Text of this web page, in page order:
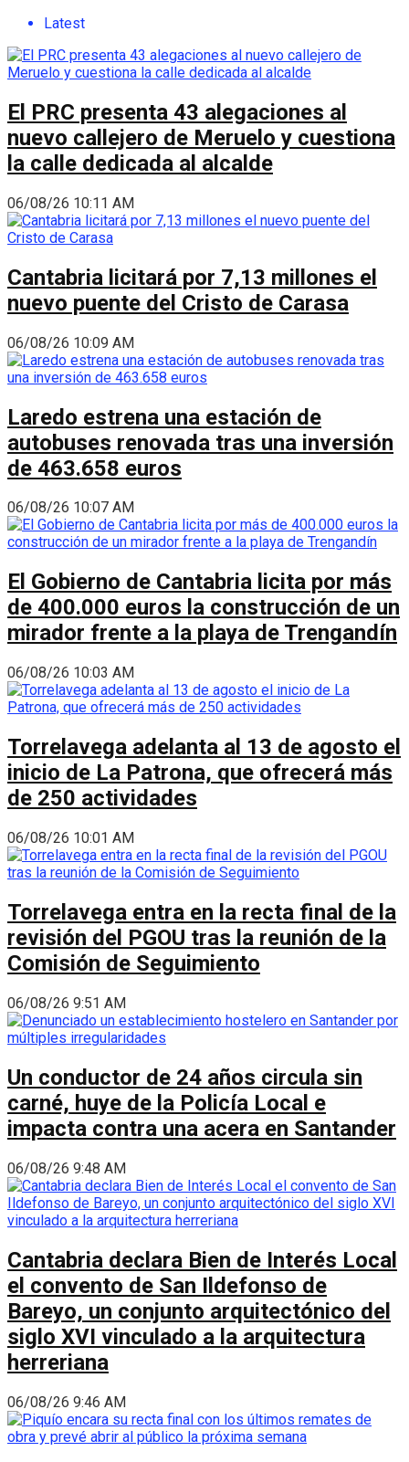
Latest
El PRC presenta 43 alegaciones al
nuevo callejero de Meruelo y cuestiona
la calle dedicada al alcalde
06/08/26 10:11 AM
Cantabria licitará por 7,13 millones el
nuevo puente del Cristo de Carasa
06/08/26 10:09 AM
Laredo estrena una estación de
autobuses renovada tras una inversión
de 463.658 euros
06/08/26 10:07 AM
El Gobierno de Cantabria licita por más
de 400.000 euros la construcción de un
mirador frente a la playa de Trengandín
06/08/26 10:03 AM
Torrelavega adelanta al 13 de agosto el
inicio de La Patrona, que ofrecerá más
de 250 actividades
06/08/26 10:01 AM
Torrelavega entra en la recta final de la
revisión del PGOU tras la reunión de la
Comisión de Seguimiento
06/08/26 9:51 AM
Un conductor de 24 años circula sin
carné, huye de la Policía Local e
impacta contra una acera en Santander
06/08/26 9:48 AM
Cantabria declara Bien de Interés Local
el convento de San Ildefonso de
Bareyo, un conjunto arquitectónico del
siglo XVI vinculado a la arquitectura
herreriana
06/08/26 9:46 AM